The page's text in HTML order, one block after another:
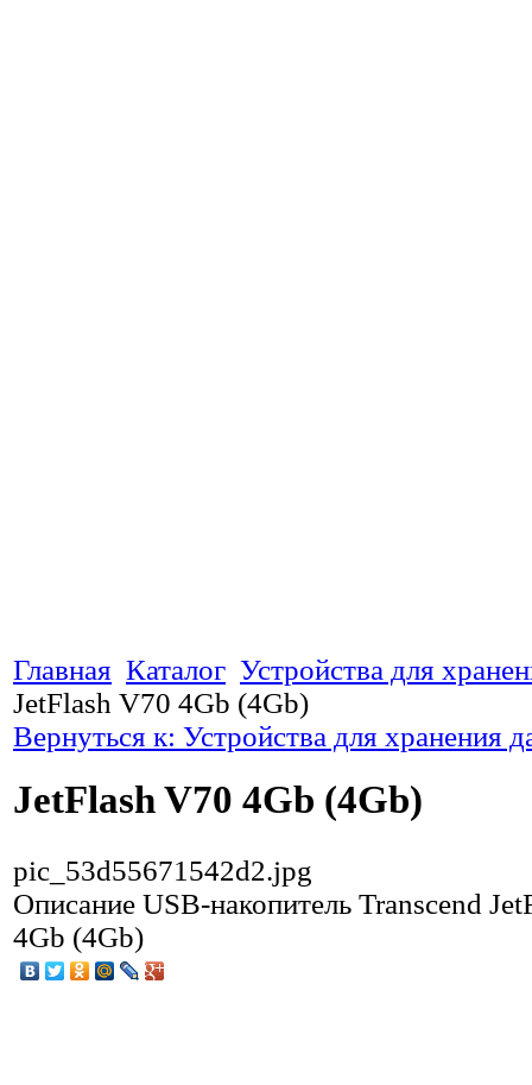
Главная Каталог Устройства для
JetFlash V70 4Gb (4Gb)
Вернуться к: Устройства для хранения
JetFlash V70 4Gb (4Gb)
pic_53d55671542d2.jpg
Описание USB-накопитель Transcend
4Gb (4Gb)